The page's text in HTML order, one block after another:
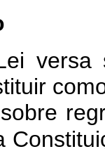
versa